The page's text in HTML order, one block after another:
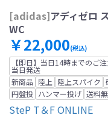
[adidas]アディゼロ
WC
￥22,000(税込)
【即日】当日14時までのご
当日発送
新商品 陸上 陸上スパイク
円盤投 ハンマー投げ 送料
SteP T＆F ONLINE